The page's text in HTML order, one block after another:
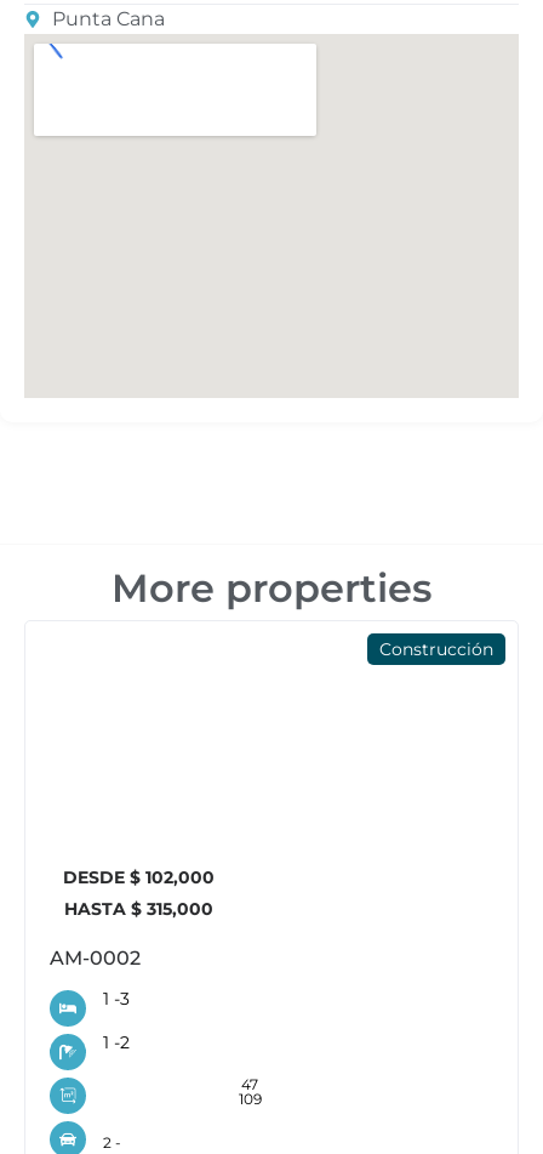
Punta Cana
More properties
DESDE $ 102,000
HASTA $ 315,000
Construcción
AM-0002
1 -3
1 -2
47
109
2 -